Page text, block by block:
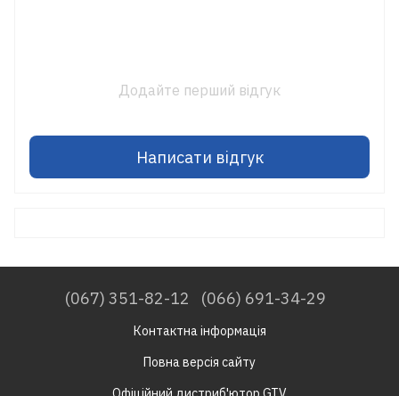
Додайте перший відгук
Написати відгук
(067) 351-82-12 (066) 691-34-29
Контактна інформація
Повна версія сайту